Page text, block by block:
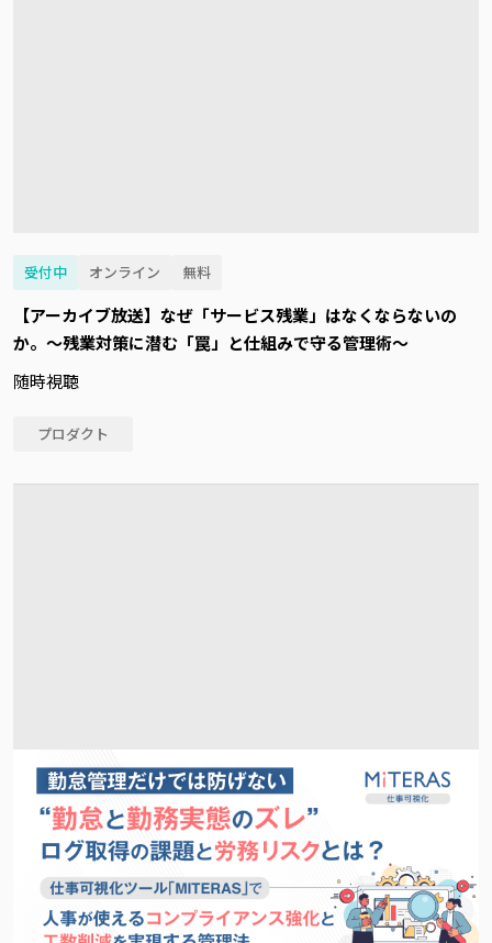
受付中 オンライン 無料
【アーカイブ放送】なぜ「サービス残業」はなくならないの
か。～残業対策に潜む「罠」と仕組みで守る管理術～
随時視聴
プロダクト